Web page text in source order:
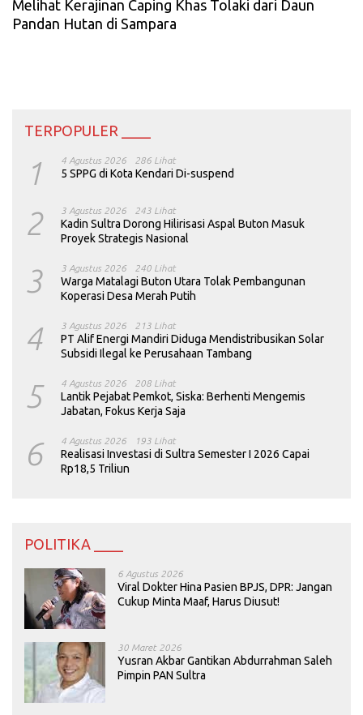
Melihat Kerajinan Caping Khas Tolaki dari Daun
Pandan Hutan di Sampara
TERPOPULER ____
1 4 Agustus 2026 286 Lihat
5 SPPG di Kota Kendari Di-suspend
2 3 Agustus 2026 243 Lihat
Kadin Sultra Dorong Hilirisasi Aspal Buton Masuk
Proyek Strategis Nasional
3 3 Agustus 2026 240 Lihat
Warga Matalagi Buton Utara Tolak Pembangunan
Koperasi Desa Merah Putih
4 3 Agustus 2026 213 Lihat
PT Alif Energi Mandiri Diduga Mendistribusikan Solar
Subsidi Ilegal ke Perusahaan Tambang
5 4 Agustus 2026 208 Lihat
Lantik Pejabat Pemkot, Siska: Berhenti Mengemis
Jabatan, Fokus Kerja Saja
6 4 Agustus 2026 193 Lihat
Realisasi Investasi di Sultra Semester I 2026 Capai
Rp18,5 Triliun
POLITIKA ____
6 Agustus 2026
Viral Dokter Hina Pasien BPJS, DPR: Jangan
Cukup Minta Maaf, Harus Diusut!
30 Maret 2026
Yusran Akbar Gantikan Abdurrahman Saleh
Pimpin PAN Sultra